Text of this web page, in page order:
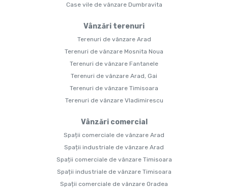
Case vile de vânzare Dumbravita
Vânzări terenuri
Terenuri de vânzare Arad
Terenuri de vânzare Mosnita Noua
Terenuri de vânzare Fantanele
Terenuri de vânzare Arad, Gai
Terenuri de vânzare Timisoara
Terenuri de vânzare Vladimirescu
Vânzări comercial
Spații comerciale de vânzare Arad
Spații industriale de vânzare Arad
Spații comerciale de vânzare Timisoara
Spații industriale de vânzare Timisoara
Spații comerciale de vânzare Oradea